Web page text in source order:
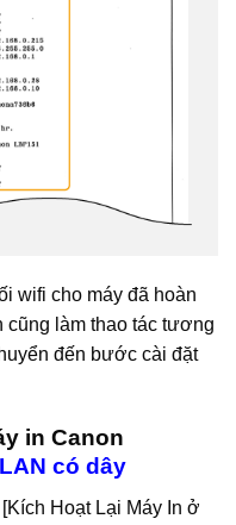
wifi cho máy đã hoàn
cũng làm thao tác tương
đến bước cài đặt
in Canon
có dây
Hoạt Lại Máy In ở